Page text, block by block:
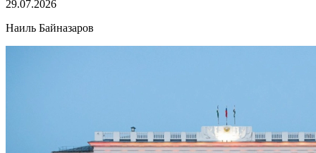
29.07.2026
Наиль Байназаров